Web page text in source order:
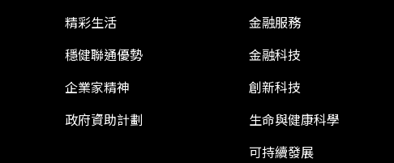
精彩生活
穩健聯通優勢
企業家精神
政府資助計劃
金融服務
金融科技
創新科技
生命與健康科學
可持續發展